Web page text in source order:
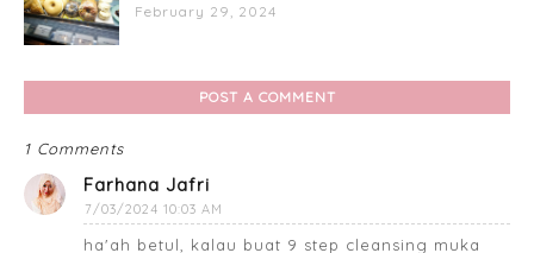
February 29, 2024
POST A COMMENT
1 Comments
Farhana Jafri
7/03/2024 10:03 AM
ha'ah betul, kalau buat 9 step cleansing muka